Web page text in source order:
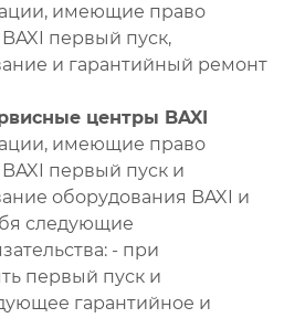
имеющие право
первый пуск,
и гарантийный ремонт
центры BAXI
имеющие право
первый пуск и
оборудования BAXI и
следующие
- при
первый пуск и
гарантийное и